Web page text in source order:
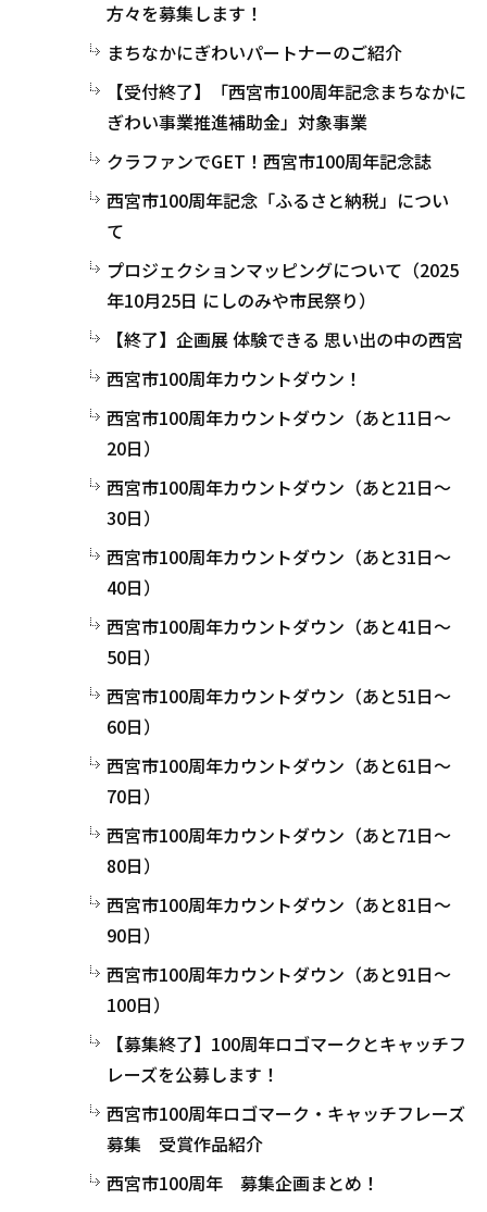
方々を募集します！
まちなかにぎわいパートナーのご紹介
【受付終了】「西宮市100周年記念まちなかに
ぎわい事業推進補助金」対象事業
クラファンでGET！西宮市100周年記念誌
西宮市100周年記念「ふるさと納税」につい
て
プロジェクションマッピングについて（2025
年10月25日 にしのみや市民祭り）
【終了】企画展 体験できる 思い出の中の西宮
西宮市100周年カウントダウン！
西宮市100周年カウントダウン（あと11日～
20日）
西宮市100周年カウントダウン（あと21日～
30日）
西宮市100周年カウントダウン（あと31日～
40日）
西宮市100周年カウントダウン（あと41日～
50日）
西宮市100周年カウントダウン（あと51日～
60日）
西宮市100周年カウントダウン（あと61日～
70日）
西宮市100周年カウントダウン（あと71日～
80日）
西宮市100周年カウントダウン（あと81日～
90日）
西宮市100周年カウントダウン（あと91日～
100日）
【募集終了】100周年ロゴマークとキャッチフ
レーズを公募します！
西宮市100周年ロゴマーク・キャッチフレーズ
募集 受賞作品紹介
西宮市100周年 募集企画まとめ！